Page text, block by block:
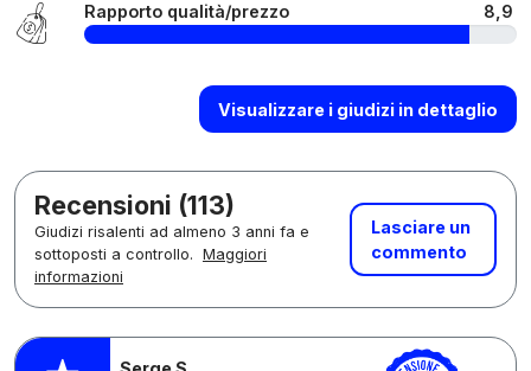
Rapporto qualità/prezzo 8,9
Visualizzare i giudizi in dettaglio
Recensioni (113)
Giudizi risalenti ad almeno 3 anni fa e
sottoposti a controllo. Maggiori
informazioni
Lasciare un
commento